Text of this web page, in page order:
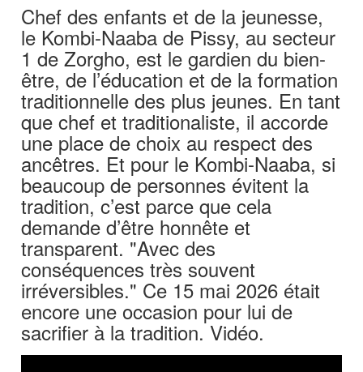
‎Chef des enfants et de la jeunesse,
le Kombi-Naaba de Pissy, au secteur
1 de Zorgho, est le gardien du bien-
être, de l’éducation et de la formation
traditionnelle des plus jeunes. En tant
que chef et traditionaliste, il accorde
une place de choix au respect des
ancêtres. Et pour le Kombi-Naaba, si
beaucoup de personnes évitent la
tradition, c’est parce que cela
demande d’être honnête et
transparent. "Avec des
conséquences très souvent
irréversibles." Ce 15 mai 2026 était
encore une occasion pour lui de
sacrifier à la tradition. Vidéo.